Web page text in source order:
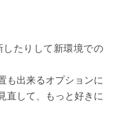
したりして新環境での
も出来るオプションに
直して、もっと好きに